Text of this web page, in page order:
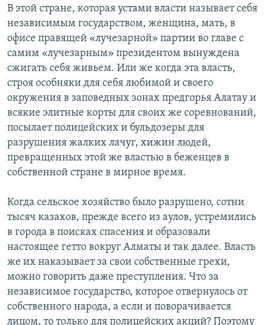
В этой стране, которая устами власти называет себя
независимым государством, женщина, мать, в
офисе правящей «лучезарной» партии во главе с
самим «лучезарным» президентом вынуждена
сжигать себя живьем. Или же когда эта власть,
строя особняки для себя любимой и своего
окружения в заповедных зонах предгорья Алатау и
всякие элитные корты для своих же соревнований,
посылает полицейских и бульдозеры для
разрушения жалких лачуг, хижин людей,
превращенных этой же властью в беженцев в
собственной стране в мирное время.
Когда сельское хозяйство было разрушено, сотни
тысяч казахов, прежде всего из аулов, устремились
в города в поисках спасения и образовали
настоящее гетто вокруг Алматы и так далее. Власть
же их наказывает за свои собственные грехи,
можно говорить даже преступления. Что за
независимое государство, которое отвернулось от
собственного народа, а если и поворачивается
лицом, то только для полицейских акций? Поэтому